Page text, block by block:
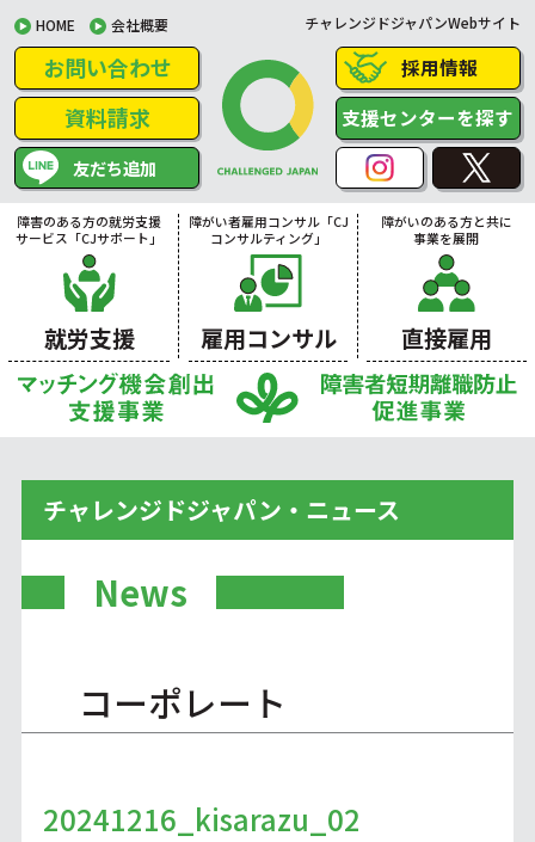
HOME 会社概要 チャレンジドジャパンWebサイト
お問い合わせ
資料請求
友だち追加
採用情報
支援センターを探す
障害のある方の就労支援
サービス「CJサポート」
就労支援
障がい者雇用コンサル「CJ
コンサルティング」
雇用コンサル
障がいのある方と共に
事業を展開
直接雇用
チャレンジドジャパン・ニュース
News
コーポレート
20241216_kisarazu_02